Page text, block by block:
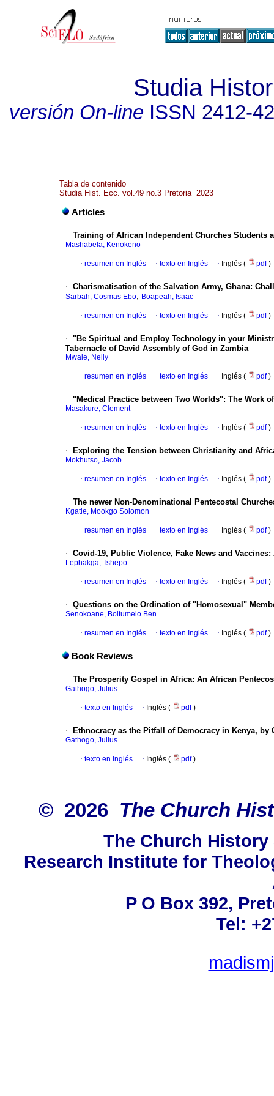
Studia
versión On-lineISSN 2412-
Tabla de contenido
Studia Hist. Ecc. vol.49 no.3 Pretoria 2023
Articles
· Training of African Independent Churches Students
Mashabela, Kenokeno
· resumen en Inglés · texto en Inglés · Inglés ( pdf)
· Charismatisation of the Salvation Army, Ghana:
Sarbah, Cosmas Ebo; Boapeah, Isaac
· resumen en Inglés · texto en Inglés · Inglés ( pdf)
· "Be Spiritual and Employ Technology in your
Tabernacle of David Assembly of God in Zambia
Mwale, Nelly
· resumen en Inglés · texto en Inglés · Inglés ( pdf)
· "Medical Practice between Two Worlds": The Work
Masakure, Clement
· resumen en Inglés · texto en Inglés · Inglés ( pdf)
· Exploring the Tension between Christianity and
Mokhutso, Jacob
· resumen en Inglés · texto en Inglés · Inglés ( pdf)
· The newer Non-Denominational Pentecostal
Kgatle, Mookgo Solomon
· resumen en Inglés · texto en Inglés · Inglés ( pdf)
· Covid-19, Public Violence, Fake News and
Lephakga, Tshepo
· resumen en Inglés · texto en Inglés · Inglés ( pdf)
· Questions on the Ordination of "Homosexual"
Senokoane, Boitumelo Ben
· resumen en Inglés · texto en Inglés · Inglés ( pdf)
Book Reviews
· The Prosperity Gospel in Africa: An African
Gathogo, Julius
· texto en Inglés · Inglés ( pdf)
· Ethnocracy as the Pitfall of Democracy in Kenya, by
Gathogo, Julius
· texto en Inglés · Inglés ( pdf)
© 2026 The Church
The Church
Research Institute for
P O Box 392,
Tel: